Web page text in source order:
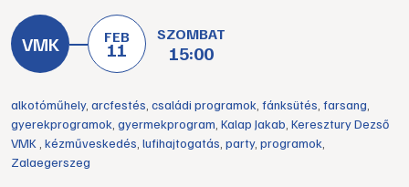
FEB
11
SZOMBAT
15:00
alkotóműhely, arcfestés családi programok fánksütés farsang
gyerekprogramok gyermekprogram Kalap Jakab Keresztury Dezső
VMK kézműveskedés lufihajtogatás party, programok
Zalaegerszeg